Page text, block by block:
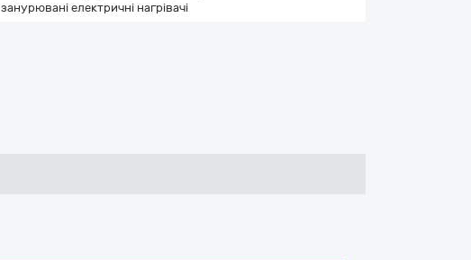
занурювані електричні нагрівачі